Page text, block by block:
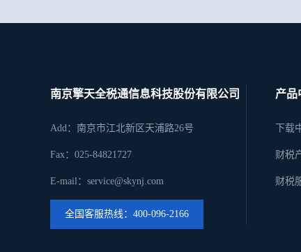
南京擎天全税通信息科技股份有限公司
Add：南京市江北新区天浦路26号
Fax：025-84821727
E-mail：service@skynj.com
全国客服热线：400-096-2166
产品
下载
财税
财税